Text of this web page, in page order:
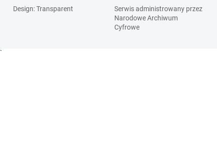
Design: Transparent
Serwis administrowany przez
Narodowe Archiwum
Cyfrowe
`